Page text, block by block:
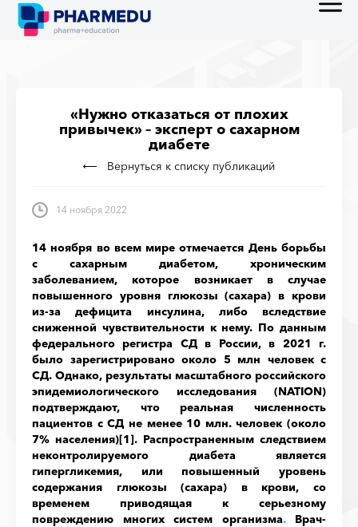
«Нужно отказаться от плохих
привычек» – эксперт о сахарном
диабете
Вернуться к списку публикаций
14 ноября 2022
14 ноября во всем мире отмечается День борьбы
с сахарным диабетом, хроническим
заболеванием, которое возникает в случае
повышенного уровня глюкозы (сахара) в крови
из-за дефицита инсулина, либо вследствие
сниженной чувствительности к нему. По данным
федерального регистра СД в России, в 2021 г.
было зарегистрировано около 5 млн человек с
СД. Однако, результаты масштабного российского
эпидемиологического исследования (NATION)
подтверждают, что реальная численность
пациентов с СД не менее 10 млн. человек (около
7% населения)[1]. Распространенным следствием
неконтролируемого диабета является
гипергликемия, или повышенный уровень
содержания глюкозы (сахара) в крови, со
временем приводящая к серьезному
повреждению многих систем организма.
Врач-